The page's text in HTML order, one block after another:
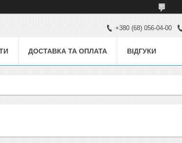
+380 (68) 056-04-00
ДОСТАВКА ТА ОПЛАТА ВІДГУКИ